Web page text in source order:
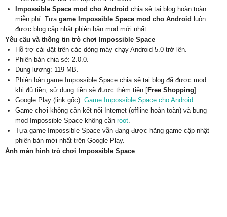
Impossible Space mod cho Android chia sẻ tại blog hoàn toàn
miễn phí. Tựa game Impossible Space mod cho Android luôn
được blog cập nhật phiên bản mod mới nhất.
Yêu cầu và thông tin trò chơi Impossible Space
Hỗ trợ cài đặt trên các dòng máy chạy Android 5.0 trở lên.
Phiên bản chia sẻ: 2.0.0.
Dung lượng: 119 MB.
Phiên bản game Impossible Space chia sẻ tại blog đã được mod
khi đủ tiền, sử dụng tiền sẽ được thêm tiền [Free Shopping].
Google Play (link gốc): Game Impossible Space cho Android.
Game chơi không cần kết nối Internet (offline hoàn toàn) và bung
mod Impossible Space không cần root.
Tựa game Impossible Space vẫn đang được hãng game cập nhật
phiên bản mới nhất trên Google Play.
Ảnh màn hình trò chơi Impossible Space